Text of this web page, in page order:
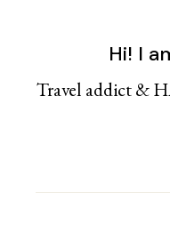
Hi! I
Travel addict &